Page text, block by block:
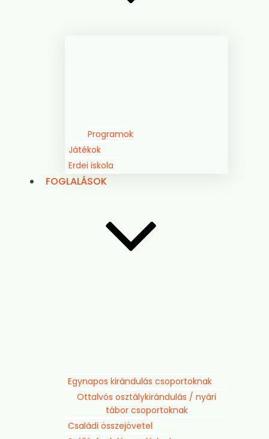
Programok
Játékok
Erdei iskola
FOGLALÁSOK
Egynapos kirándulás csoportoknak
Ottalvós osztálykirándulás / nyári
tábor csoportoknak
Családi összejövetel